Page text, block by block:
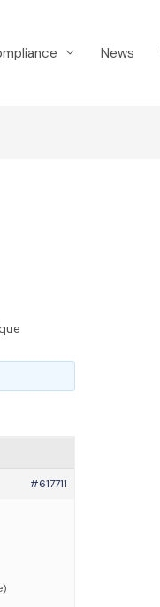
News
#617711